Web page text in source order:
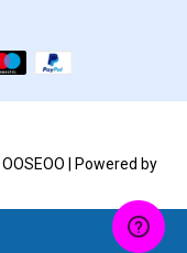
OOSEOO | Powered by